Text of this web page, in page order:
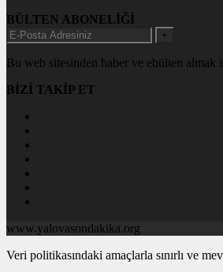
BÜLTEN ABONELİĞİ
+
Bu web sitesinden haber ve ebülten almak
BİZİ TAKİP ET
www.yalovasondakika.org
Veri politikasındaki amaçlarla sınırlı ve